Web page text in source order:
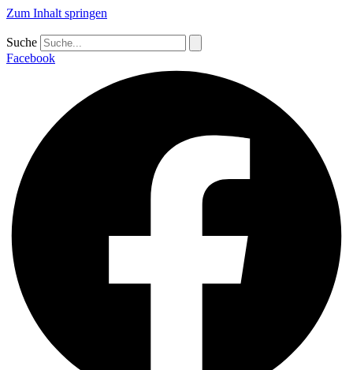
Zum Inhalt springen
Suche
Facebook